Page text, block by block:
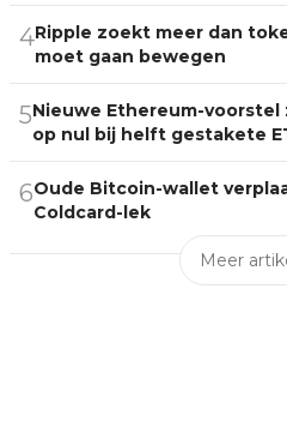
4Ripple zoekt meer dan
moet gaan bewegen
5Nieuwe Ethereum-
op nul bij helft gestakete
6Oude Bitcoin-wallet
Coldcard-lek
Meer